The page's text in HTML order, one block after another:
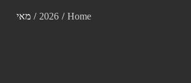
Home
2026 מאי